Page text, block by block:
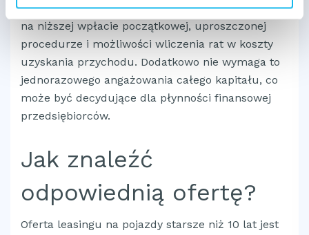
Leasing bywa najkorzystniejszy, gdy firmie zależy
na niższej wpłacie początkowej, uproszczonej
procedurze i możliwości wliczenia rat w koszty
uzyskania przychodu. Dodatkowo nie wymaga to
jednorazowego angażowania całego kapitału, co
może być decydujące dla płynności finansowej
przedsiębiorców.
Jak znaleźć
odpowiednią ofertę?
Oferta leasingu na pojazdy starsze niż 10 lat jest